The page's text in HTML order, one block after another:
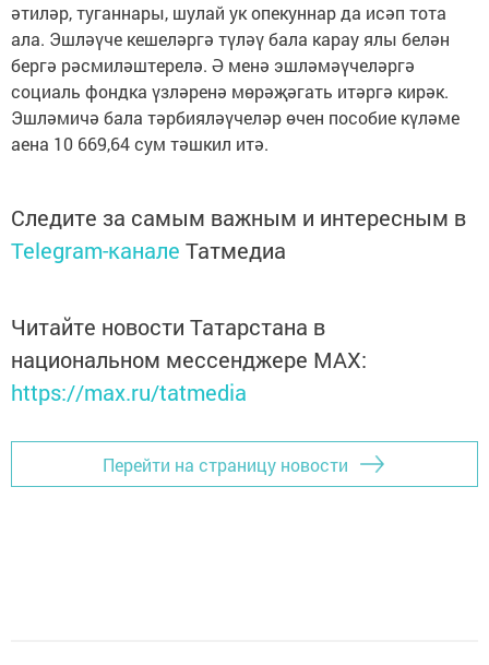
әтиләр, туганнары, шулай ук опекуннар да исәп тота
ала. Эшләүче кешеләргә түләү бала карау ялы белән
бергә рәсмиләштерелә. Ә менә эшләмәүчеләргә
социаль фондка үзләренә мөрәҗәгать итәргә кирәк.
Эшләмичә бала тәрбияләүчеләр өчен пособие күләме
аена 10 669,64 сум тәшкил итә.
Следите за самым важным и интересным в
Telegram-канале Татмедиа
Читайте новости Татарстана в
национальном мессенджере MАХ:
https://max.ru/tatmedia
Перейти на страницу новости